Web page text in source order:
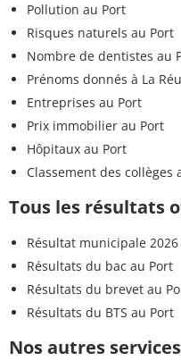
Pollution au Port
Risques naturels au Port
Nombre de dentistes au
Prénoms donnés à La
Entreprises au Port
Prix immobilier au Port
Hôpitaux au Port
Classement des collèges
Tous les résultats
Résultat municipale
Résultats du bac au Port
Résultats du brevet au
Résultats du BTS au Port
Nos autres services